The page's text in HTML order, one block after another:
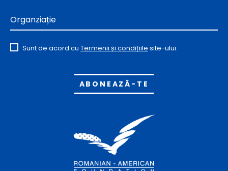
Organziație
Sunt de acord cu Termenii și condițiile site-ului.